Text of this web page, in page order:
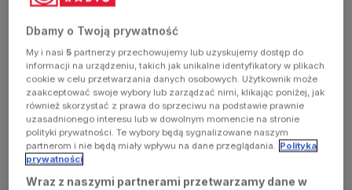
has
occurred
(see the
browser
console for
Dbamy o Twoją prywatność
My i nasi5 partnerzy przechowujemy lub uzyskujemy dostęp do
informacji na urządzeniu, takich jak unikalne identyfikatory w plikach
cookie w celu przetwarzania danych osobowych. Użytkownik może
zaakceptować swoje wybory lub zarządzać nimi, klikając poniżej, jak
również skorzystać z prawa do sprzeciwu na podstawie prawnie
uzasadnionego interesu lub w dowolnym momencie na stronie
polityki prywatności. Te wybory będą sygnalizowane naszym
partnerom i nie będą miały wpływu na dane przeglądania. Polityka
prywatności
Wraz z naszymi partnerami przetwarzamy dane w